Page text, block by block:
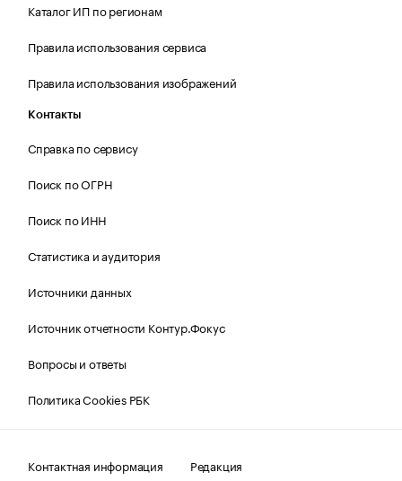
Каталог ИП по регионам
Правила использования сервиса
Правила использования изображений
Контакты
Справка по сервису
Поиск по ОГРН
Поиск по ИНН
Статистика и аудитория
Источники данных
Источник отчетности Контур.Фокус
Вопросы и ответы
Политика Cookies РБК
Контактная информация Редакция